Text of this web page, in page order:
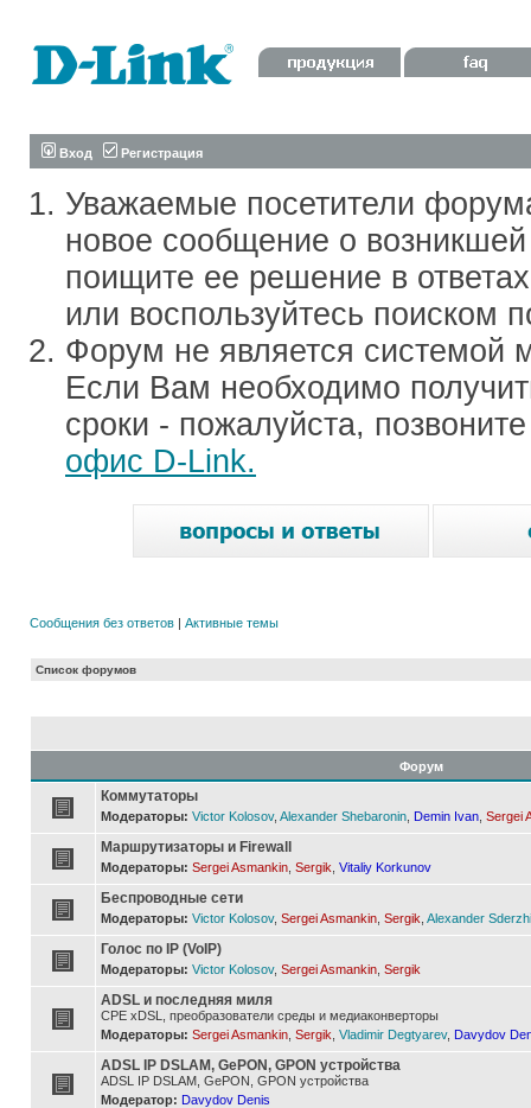
Вход Регистрация
Уважаемые посетители
новое сообщение о
поищите ее решение в
или воспользуйтесь поиском
Форум не является системой
Если Вам необходимо
сроки - пожалуйста,
офис D-Link.
Сообщения без ответов | Активные темы
Список форумов
Форум
Коммутаторы
Модераторы: Victor Kolosov, Alexander Shebaronin Demin Ivan Sergei
Маршрутизаторы и Firewall
Модераторы: Sergei Asmankin Sergik Vitaliy Korkunov
Беспроводные сети
Модераторы: Victor Kolosov, Sergei Asmankin Sergik Alexander
Голос по IP (VoIP)
Модераторы: Victor Kolosov, Sergei Asmankin Sergik
ADSL и последняя миля
CPE xDSL, преобразователи среды и медиаконверторы
Модераторы: Sergei Asmankin Sergik Vladimir Degtyarev, Davydov
ADSL IP DSLAM, GePON, GPON устройства
ADSL IP DSLAM, GePON, GPON устройства
Модератор: Davydov Denis